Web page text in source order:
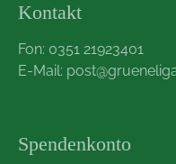
Kontakt
Fon: 0351 21923401
E-Mail:
Spendenkonto